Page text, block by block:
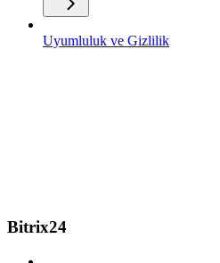
Uyumluluk ve Gizlilik
Bitrix24